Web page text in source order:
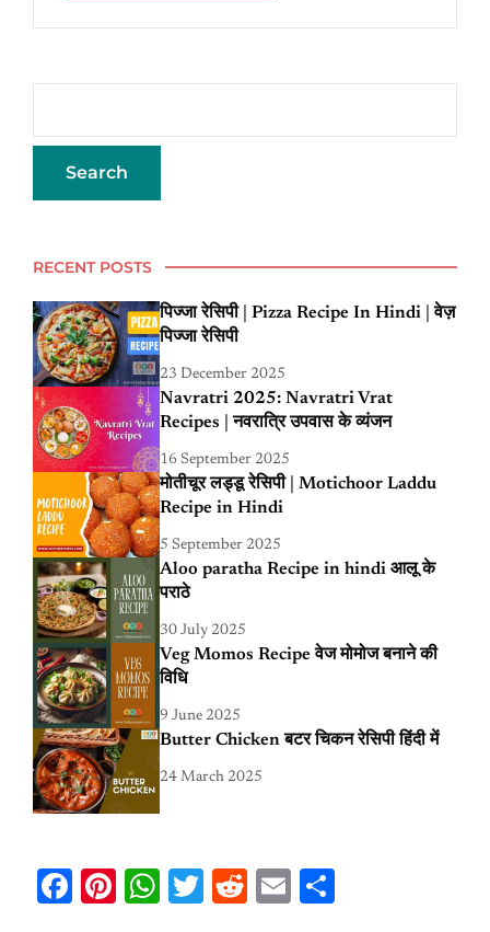
RECENT POSTS
पिज्जा रेसिपी | Pizza Recipe In Hindi | वेज़
पिज्जा रेसिपी
23 December 2025
Navratri 2025: Navratri Vrat
Recipes | नवरात्रि उपवास के व्यंजन
16 September 2025
मोतीचूर लड्डू रेसिपी | Motichoor Laddu
Recipe in Hindi
5 September 2025
Aloo paratha Recipe in hindi आलू के
पराठे
30 July 2025
Veg Momos Recipe वेज मोमोज बनाने की
विधि
9 June 2025
Butter Chicken बटर चिकन रेसिपी हिंदी में
24 March 2025
Facebook
Pinterest
WhatsApp
Twitter
RedditEmail